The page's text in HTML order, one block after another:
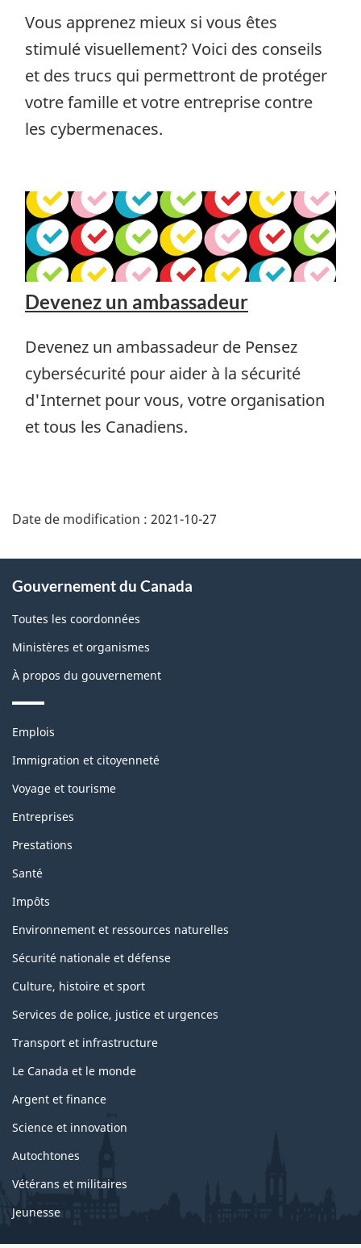
Vous apprenez mieux si vous êtes
stimulé visuellement? Voici des conseils
et des trucs qui permettront de protéger
votre famille et votre entreprise contre
les cybermenaces.
Devenez un ambassadeur
Devenez un ambassadeur de Pensez
cybersécurité pour aider à la sécurité
d'Internet pour vous, votre organisation
et tous les Canadiens.
Date de modification : 2021-10-27
propos
de
ce
Gouvernement du Canada
Toutes les coordonnées
Ministères et organismes
À propos du gouvernement
Thèmes
sujets
Emplois
Immigration et citoyenneté
Voyage et tourisme
Entreprises
Prestations
Santé
Impôts
Environnement et ressources naturelles
Sécurité nationale et défense
Culture, histoire et sport
Services de police, justice et urgences
Transport et infrastructure
Le Canada et le monde
Argent et finance
Science et innovation
Autochtones
Vétérans et militaires
Jeunesse